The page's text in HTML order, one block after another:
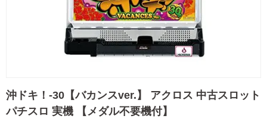
沖ドキ！-30【バカンスver.】 アクロス 中古スロット
パチスロ 実機 【メダル不要機付】